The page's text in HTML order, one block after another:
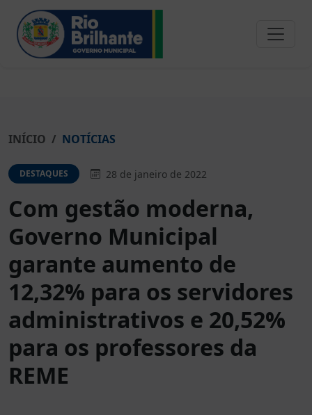
INÍCIO NOTÍCIAS
DESTAQUES 28 de janeiro de 2022
Com gestão moderna,
Governo Municipal
garante aumento de
12,32% para os servidores
administrativos e 20,52%
para os professores da
REME